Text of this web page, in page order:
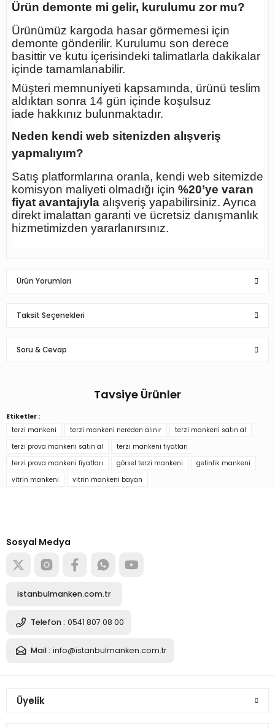
Ürün demonte mi gelir, kurulumu zor mu?
Ürünümüz kargoda hasar görmemesi için
demonte gönderilir. Kurulumu son derece
basittir ve kutu içerisindeki talimatlarla dakikalar
içinde tamamlanabilir.
Müşteri memnuniyeti kapsamında, ürünü teslim
aldıktan sonra 14 gün içinde koşulsuz
iade hakkınız bulunmaktadır.
Neden kendi web sitenizden alışveriş
yapmalıyım?
Satış platformlarına oranla, kendi web sitemizde
komisyon maliyeti olmadığı için %20’ye varan
fiyat avantajıyla alışveriş yapabilirsiniz. Ayrıca
direkt imalattan garanti ve ücretsiz danışmanlık
hizmetimizden yararlanırsınız.
Ürün Yorumları
Yüksek Kalite Bayan Tel Kafalı Ahşap
Tasarımı ve görünüşü çok hoşuma gitti açıkçası sipariş vermeyi
M... Ç... | 23/08/2022
Yorum Yaz
Taksit Seçenekleri
Soru & Cevap
Ürün hakkında henüz soru sorulmamış.
Soru Sor
Tavsiye Ürünler
8.245,78 TL
Tel Kafalı Ahşap Kollu Terzi Mankeni Vitrin Mankeni
Tel Kafalı Ahşap Kollu Terzi Mankeni Vitrin Mankeni
Etiketler :
terzi mankeni
terzi mankeni nereden alınır
terzi mankeni satın al
terzi prova mankeni satın al
terzi mankeni fiyatları
terzi prova mankeni fiyatları
görsel terzi mankeni
gelinlik mankeni
vitrin mankeni
vitrin mankeni bayan
Sosyal Medya
istanbulmanken.com.tr
Telefon : 0541 807 08 00
Mail : info@istanbulmanken.com.tr
Üyelik